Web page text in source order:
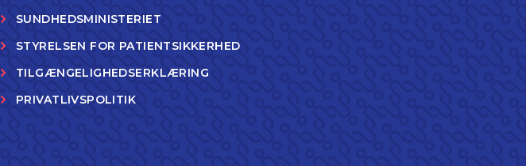
SUNDHEDSMINISTERIET
STYRELSEN FOR PATIENTSIKKERHED
TILGÆNGELIGHEDSERKLÆRING
PRIVATLIVSPOLITIK